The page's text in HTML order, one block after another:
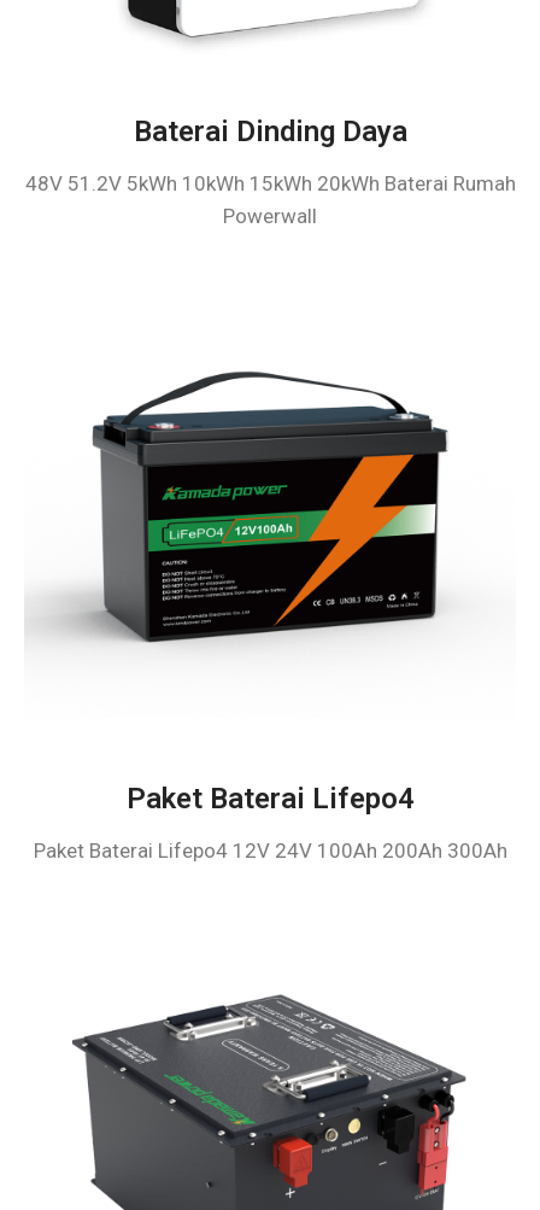
Baterai Dinding Daya
48V 51.2V 5kWh 10kWh 15kWh 20kWh Baterai Rumah
Powerwall
Paket Baterai Lifepo4
Paket Baterai Lifepo4 12V 24V 100Ah 200Ah 300Ah